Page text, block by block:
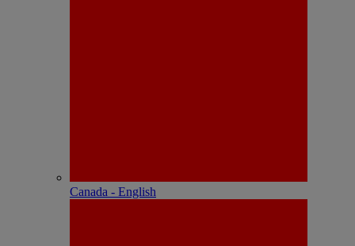
Canada - English